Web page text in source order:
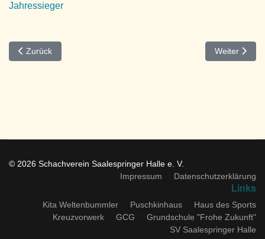
Jahressieger
Vorheriger Beitrag: Tabelle Monatsblitzturnier 2026
Zurück Nächster
Weiter
© 2026 Schachverein Saalespringer Halle e. V.
Impressum
Datenschutzerklärung
Links
Kita Weltenbummler Puschkinhaus
Haus des Sports
Kreuzvorwerk
GCG
Grundschule "Frohe Zukunft"
SV Saalespringer Halle